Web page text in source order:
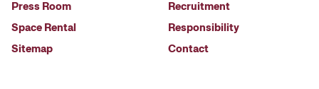
Press Room
Space Rental
Sitemap
Recruitment
Responsibility
Contact